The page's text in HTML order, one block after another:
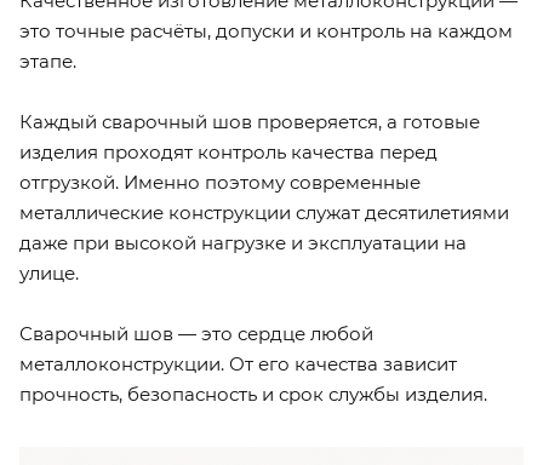
это точные расчёты, допуски и контроль на каждом
этапе.
Каждый сварочный шов проверяется, а готовые
изделия проходят контроль качества перед
отгрузкой. Именно поэтому современные
металлические конструкции служат десятилетиями
даже при высокой нагрузке и эксплуатации на
улице.
Сварочный шов — это сердце любой
металлоконструкции. От его качества зависит
прочность, безопасность и срок службы изделия.